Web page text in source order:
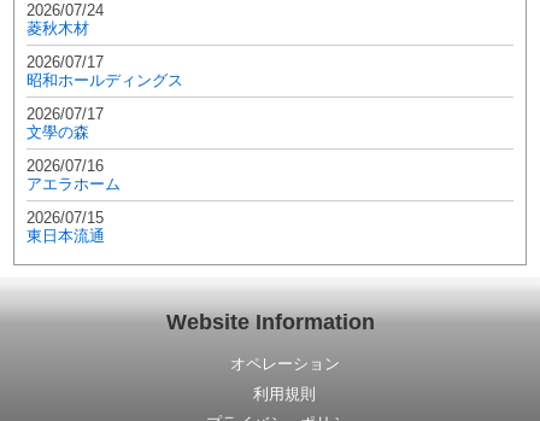
2026/07/24
菱秋木材
2026/07/17
昭和ホールディングス
2026/07/17
文學の森
2026/07/16
アエラホーム
2026/07/15
東日本流通
Website Information
オペレーション
利用規則